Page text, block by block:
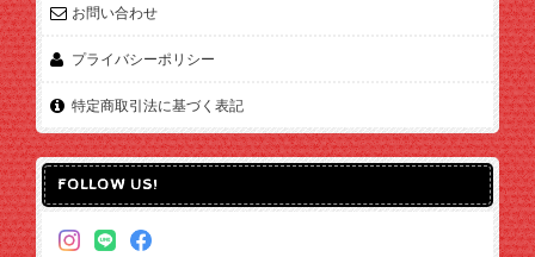
お問い合わせ
プライバシーポリシー
特定商取引法に基づく表記
FOLLOW US!